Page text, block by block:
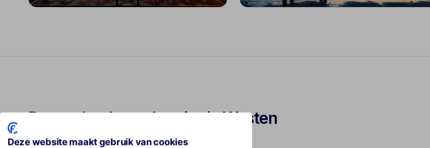
Best geboekte vakanties in Westen
Deze website maakt gebruik van cookies